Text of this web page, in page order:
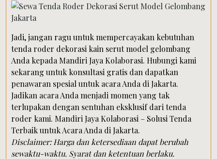
Jadi, jangan ragu untuk mempercayakan kebutuhan
tenda roder dekorasi kain serut model gelombang
Anda kepada Mandiri Jaya Kolaborasi. Hubungi kami
sekarang untuk konsultasi gratis dan dapatkan
penawaran spesial untuk acara Anda di Jakarta.
Jadikan acara Anda menjadi momen yang tak
terlupakan dengan sentuhan eksklusif dari tenda
roder kami. Mandiri Jaya Kolaborasi – Solusi Tenda
Terbaik untuk Acara Anda di Jakarta.
Disclaimer: Harga dan ketersediaan dapat berubah
sewaktu-waktu. Syarat dan ketentuan berlaku.